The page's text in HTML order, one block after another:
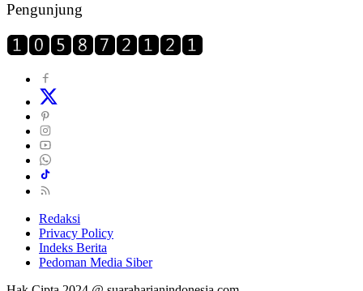
Pengunjung
Redaksi
Privacy Policy
Indeks Berita
Pedoman Media Siber